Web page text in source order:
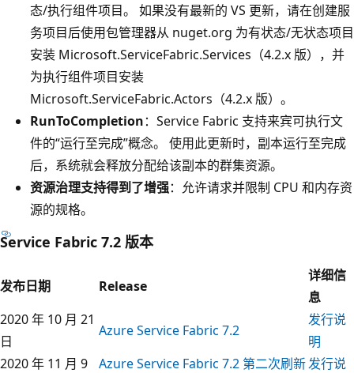
态/执行组件项目。 如果没有最新的 VS 更新，请在创建服
务项目后使用包管理器从 nuget.org 为有状态/无状态项目
安装 Microsoft.ServiceFabric.Services（4.2.x 版），并
为执行组件项目安装
Microsoft.ServiceFabric.Actors（4.2.x 版）。
RunToCompletion：Service Fabric 支持来宾可执行文
件的“运行至完成”概念。 使用此更新时，副本运行至完成
后，系统就会释放分配给该副本的群集资源。
资源治理支持得到了增强：允许请求并限制 CPU 和内存资
源的规格。
Service Fabric 7.2 版本
发布日期 Release
详细信
息
2020 年 10 月 21
日
Azure Service Fabric 7.2
发行说
明
2020 年 11 月 9
Azure Service Fabric 7.2 第二次刷新发行说